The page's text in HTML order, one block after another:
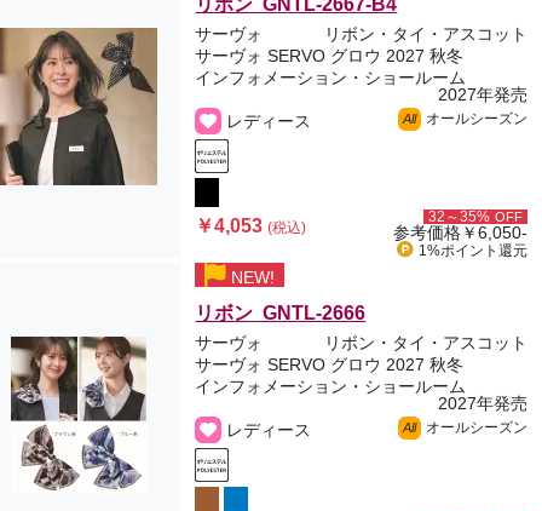
リボン GNTL-2667-B4
サーヴォ
リボン・タイ・アスコット
サーヴォ SERVO グロウ 2027 秋冬
インフォメーション・ショールーム
2027年発売
レディース
All オールシーズン
￥4,053(税込)
32～35% OFF
参考価格￥6,050-
1%ポイント 還元
NEW!
リボン GNTL-2666
サーヴォ
リボン・タイ・アスコット
サーヴォ SERVO グロウ 2027 秋冬
インフォメーション・ショールーム
2027年発売
レディース
All オールシーズン